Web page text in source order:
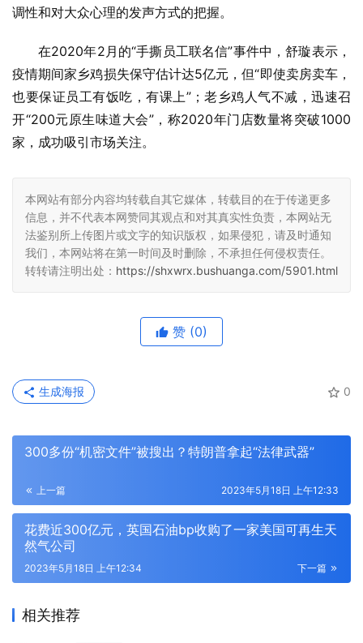
调性和对大众心理的发声方式的把握。
在2020年2月的“手撕员工联名信”事件中，舒璇表示，
疫情期间家乡鸡损失保守估计达5亿元，但“即使卖房卖车，
也要保证员工有饭吃，有课上”；老乡鸡人气不减，迅速召
开“200元原生味道大会”，称2020年门店数量将突破1000
家，成功吸引市场关注。
本网站有部分内容均转载自其它媒体，转载目的在于传递更多
信息，并不代表本网赞同其观点和对其真实性负责，本网站无
法鉴别所上传图片或文字的知识版权，如果侵犯，请及时通知
我们，本网站将在第一时间及时删除，不承担任何侵权责任。
转转请注明出处： https://shxwrx.bushuanga.com/5901.html
赞 (0)
0
生成海报
300多份“机密文件”被搜出？特朗普拿起“法律武器”
上一篇 2023年5月18日 上午12:33
花费近300亿元，英国石油bp收购了一家美国可再生天
然气公司
下一篇
2023年5月18日 上午12:34
相关推荐